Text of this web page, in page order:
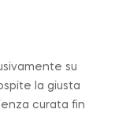
su
la giusta
curata fin